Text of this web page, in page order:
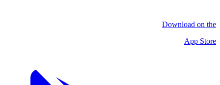
Download on the
App Store